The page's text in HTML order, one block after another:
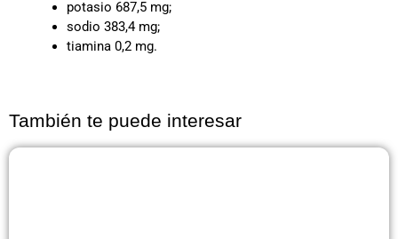
potasio 687,5 mg;
sodio 383,4 mg;
tiamina 0,2 mg.
También te puede interesar